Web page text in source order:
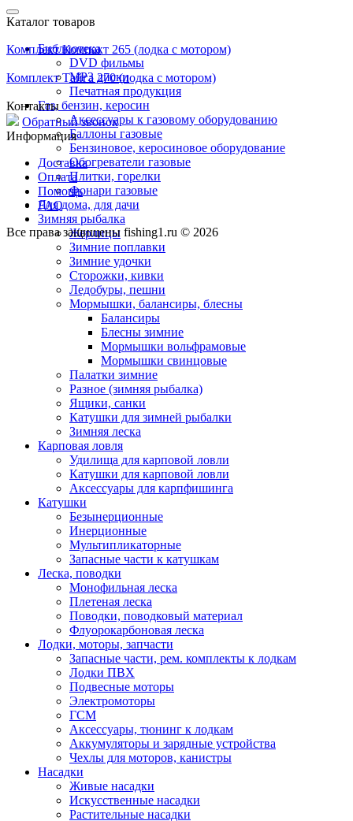
Каталог товаров
Библиотека
DVD фильмы
MP3 диски
Печатная продукция
Газ, бензин, керосин
Аксессуары к газовому оборудованию
Баллоны газовые
Бензиновое, керосиновое оборудование
Обогреватели газовые
Плитки, горелки
Фонари газовые
Для дома, для дачи
Зимняя рыбалка
Жерлицы
Зимние поплавки
Зимние удочки
Сторожки, кивки
Ледобуры, пешни
Мормышки, балансиры, блесны
Балансиры
Блесны зимние
Мормышки вольфрамовые
Мормышки свинцовые
Палатки зимние
Разное (зимняя рыбалка)
Ящики, санки
Катушки для зимней рыбалки
Зимняя леска
Карповая ловля
Удилища для карповой ловли
Катушки для карповой ловли
Аксессуары для карпфишинга
Катушки
Безынерционные
Инерционные
Мультипликаторные
Запасные части к катушкам
Леска, поводки
Монофильная леска
Плетеная леска
Поводки, поводковый материал
Флуорокарбоновая леска
Лодки, моторы, запчасти
Запасные части, рем. комплекты к лодкам
Лодки ПВХ
Подвесные моторы
Электромоторы
ГСМ
Аксессуары, тюнинг к лодкам
Аккумуляторы и зарядные устройства
Чехлы для моторов, канистры
Насадки
Живые насадки
Искусственные насадки
Растительные насадки
Комплект Компакт 265 (лодка с мотором)
Комплект Тайга 270 (лодка с мотором)
Контакты
Обратный звонок
Информация
Доставка
Оплата
Помощь
FAQ
Все права защищены fishing1.ru © 2026